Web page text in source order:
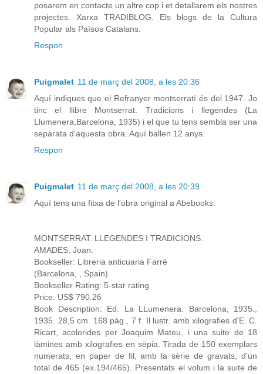
posarem en contacte un altre cop i et detallarem els nostres
projectes. Xarxa TRADIBLOG. Els blogs de la Cultura
Popular als Països Catalans.
Respon
Puigmalet 11 de març del 2008, a les 20:36
Aquí indiques que el Refranyer montserratí és del 1947. Jo
tinc el llibre Montserrat. Tradicions i llegendes (La
Llumenera,Barcelona, 1935) i el que tu tens sembla ser una
separata d'aquesta obra. Aquí ballen 12 anys.
Respon
Puigmalet 11 de març del 2008, a les 20:39
Aquí tens una fitxa de l'obra original a Abebooks:
MONTSERRAT. LLEGENDES I TRADICIONS.
AMADES, Joan.
Bookseller: Libreria anticuaria Farré
(Barcelona, , Spain)
Bookseller Rating: 5-star rating
Price: US$ 790.26
Book Description: Ed. La LLumenera. Barcelona, 1935.,
1935. 28,5 cm. 168 pàg., 7 f. Il lustr. amb xilografies d'E. C.
Ricart, acolorides per Joaquim Mateu, i una suite de 18
làmines amb xilografies en sèpia. Tirada de 150 exemplars
numerats, en paper de fil, amb la sèrie de gravats, d'un
total de 465 (ex.194/465). Presentats el volum i la suite de